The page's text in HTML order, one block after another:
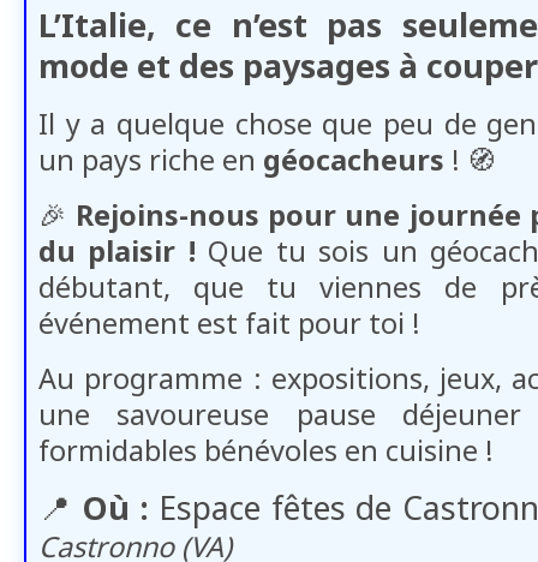
L’Italie, ce n’est pas
mode et des paysages à
Il y a quelque chose que peu de
un pays riche en géocacheurs ! 🧭​
🎉 Rejoins-nous pour une journée
du plaisir ! Que tu sois un
débutant, que tu viennes de
événement est fait pour toi !
Au programme : expositions, jeux,
une savoureuse pause
formidables bénévoles en cuisine !
📍 Où : Espace fêtes de
Castronno (VA)